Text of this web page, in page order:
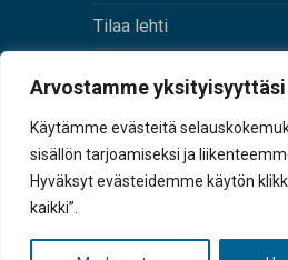
Arvostamme yksityisyyttäsi
Käytämme evästeitä
sisällön tarjoamiseksi ja
Hyväksyt evästeidemme käytön
kaikki”.
Tilaa lehti
tunnus 0167229-8